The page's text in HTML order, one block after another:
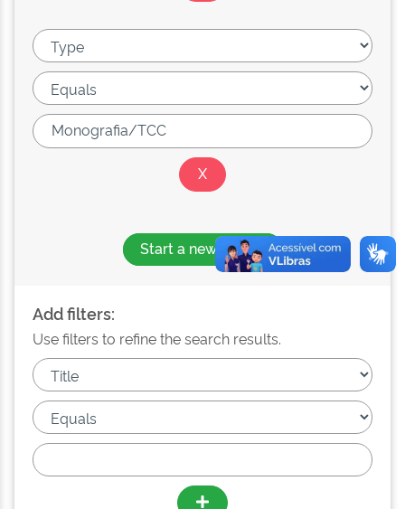
Start a new search
Add filters:
Use filters to refine the search results.